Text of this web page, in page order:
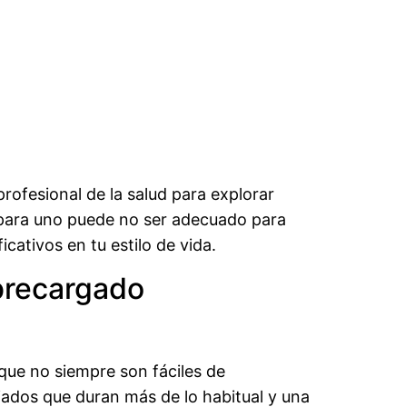
de la salud para explorar
uno puede no ser adecuado para
en tu estilo de vida.
no siempre son fáciles de
que duran más de lo habitual y una